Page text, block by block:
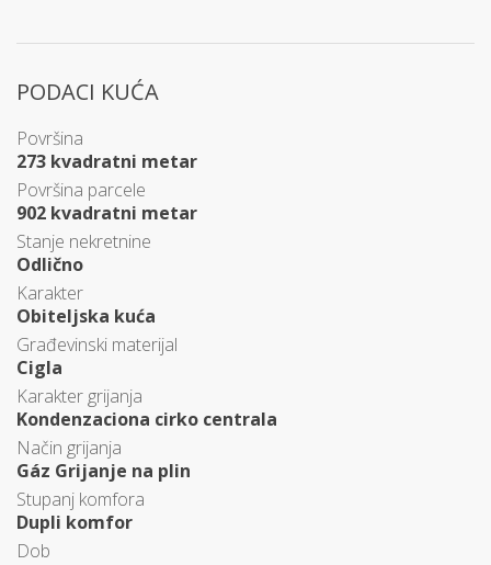
PODACI KUĆA
Površina
273 kvadratni metar
Površina parcele
902 kvadratni metar
Stanje nekretnine
Odlično
Karakter
Obiteljska kuća
Građevinski materijal
Cigla
Karakter grijanja
Kondenzaciona cirko centrala
Način grijanja
Gáz Grijanje na plin
Stupanj komfora
Dupli komfor
Dob